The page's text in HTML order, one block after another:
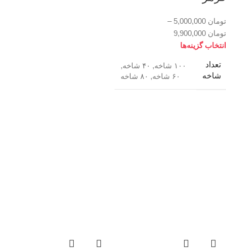
تومان
–
تومان
انتخاب گزینه‌ها
تعداد
شاخه
۱۰۰ شاخه , ۴۰ شاخه
,
۶۰ شاخه
, ۸۰ شاخه